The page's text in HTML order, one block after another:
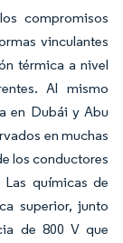
compromisos
vinculantes
térmica a nivel
Al mismo
en Dubái y Abu
en muchas
los conductores
Las químicas de
superior, junto
de 800 V que